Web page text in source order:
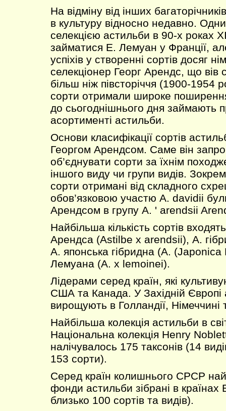
На відміну від інших
в культуру відносно недавно.
селекцією астильби в 90-х роках
займатися Е. Лемуан у Франції,
успіхів у створенні сортів досяг
селекціонер Георг Арендс, що вів
більш ніж півсторіччя (1900-1954
сорти отримали широке
до сьогоднішнього дня займають
асортименті астильби.
Основи класифікації сортів
Георгом Арендсом. Саме він
об’єднувати сорти за їхнім
іншого виду чи групи видів.
сорти отримані від складного
обов’язковою участю А. davidii
Арендсом в групу A. ' arendsii
Найбільша кількість сортів
Арендса (Astilbe x arendsii), А.
А. японська гібридна (A. (Japonica
Лемуана (A. x lemoinei).
Лідерами серед країн, які
США та Канада. У Західній
вирощують в Голландії, Німеччині
Найбільша колекція астильби в
Національна колекція Henry
налічувалось 175 таксонів (14
153 сорти).
Серед країн колишнього СРСР
фонди астильби зібрані в країнах
близько 100 сортів та видів).